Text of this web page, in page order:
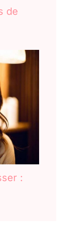
de
: